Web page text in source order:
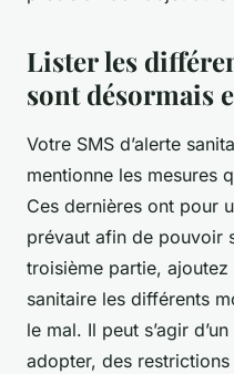
Lister les
sont désormais
Votre SMS d’alerte
mentionne les mesures
Ces dernières ont pour
prévaut afin de pouvoir
troisième partie, ajoutez
sanitaire les différents
le mal. Il peut s’agir
adopter, des restrictions